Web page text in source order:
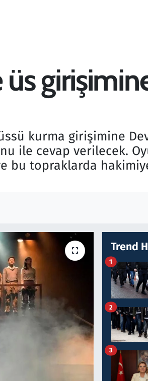
kurma girişimine
ile cevap verilecek.
topraklarda
Trend
1
2
3